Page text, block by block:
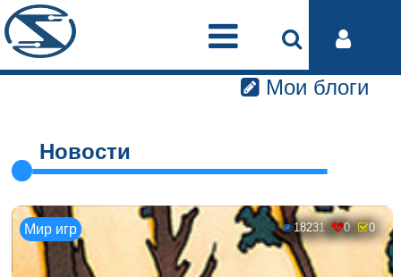
Мои блоги
Новости
Мир игр 18231 0 0